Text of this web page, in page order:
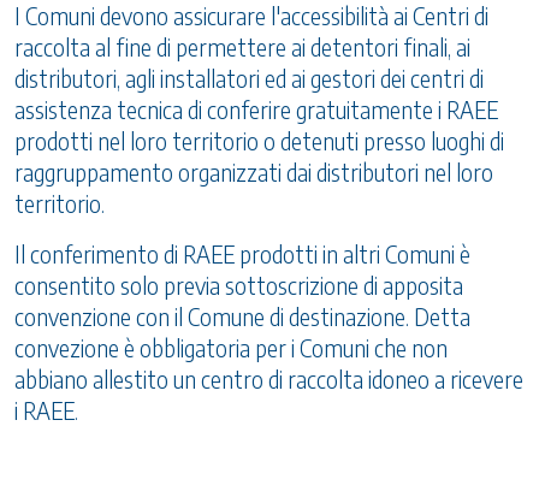
I Comuni devono assicurare l'accessibilità ai Centri di
raccolta al fine di permettere ai detentori finali, ai
distributori, agli installatori ed ai gestori dei centri di
assistenza tecnica di conferire gratuitamente i RAEE
prodotti nel loro territorio o detenuti presso luoghi di
raggruppamento organizzati dai distributori nel loro
territorio.
Il conferimento di RAEE prodotti in altri Comuni è
consentito solo previa sottoscrizione di apposita
convenzione con il Comune di destinazione. Detta
convezione è obbligatoria per i Comuni che non
abbiano allestito un centro di raccolta idoneo a ricevere
i RAEE.